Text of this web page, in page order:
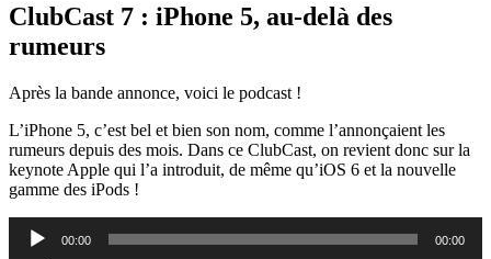
ClubCast 7 : iPhone 5, au-delà des
rumeurs
Après la bande annonce, voici le podcast !
L’iPhone 5, c’est bel et bien son nom, comme l’annonçaient les
rumeurs depuis des mois. Dans ce ClubCast, on revient donc sur la
keynote Apple qui l’a introduit, de même qu’iOS 6 et la nouvelle
gamme des iPods !
Lecteur
audio
00:00 00:00